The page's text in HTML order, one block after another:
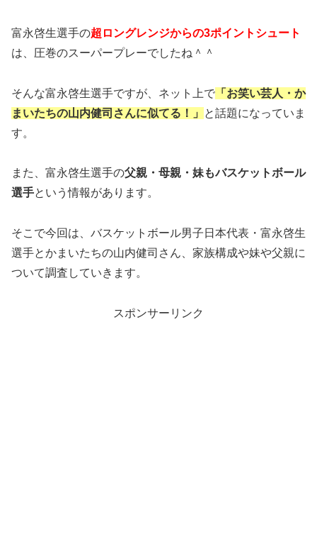
富永啓生選手の超ロングレンジからの3ポイントシュート
は、圧巻のスーパープレーでしたね＾＾
そんな富永啓生選手ですが、ネット上で 「お笑い芸人・か
まいたちの山内健司さんに似てる！」
と話題になっていま
す。
また、富永啓生選手の父親・母親・妹もバスケットボール
選手という情報があります。
そこで今回は、バスケットボール男子日本代表・富永啓生
選手とかまいたちの山内健司さん、家族構成や妹や父親に
ついて調査していきます。
スポンサーリンク